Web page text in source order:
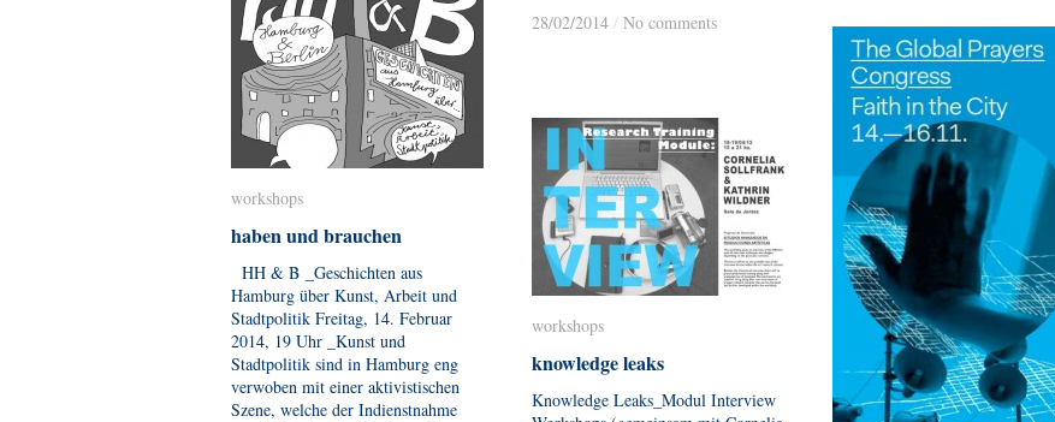
28/02/2014 / No comments
28/02/2014 / No comments
workshops
haben und brauchen
HH & B _Geschichten aus
Hamburg über Kunst, Arbeit und
Stadtpolitik Freitag, 14. Februar
2014, 19 Uhr _Kunst und
Stadtpolitik sind in Hamburg eng
verwoben mit einer aktivistischen
Szene, welche der Indienstnahme
workshops
haben und brauchen
workshops
knowledge leaks
Knowledge Leaks_Modul Interview
workshops
knowledge leaks